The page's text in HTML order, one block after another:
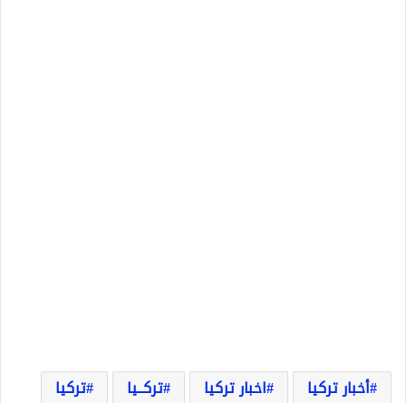
أخبار تركيا اخبار تركيا تركــيا
تركيا